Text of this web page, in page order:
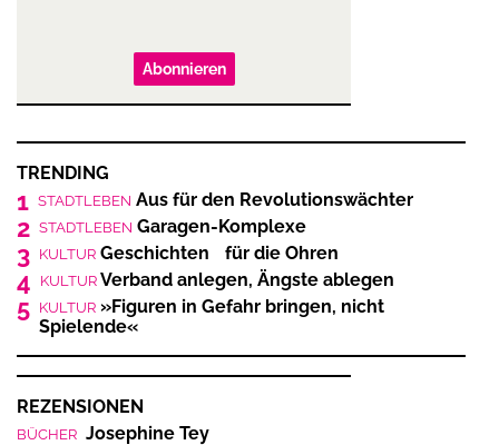
Abonnieren
TRENDING
1 STADTLEBEN Aus für den Revolutionswächter
2 STADTLEBEN Garagen-Komplexe
3 KULTUR Geschichten für die Ohren
4 KULTUR Verband anlegen, Ängste ablegen
5 KULTUR »Figuren in Gefahr bringen, nicht
Spielende«
REZENSIONEN
BÜCHER Josephine Tey